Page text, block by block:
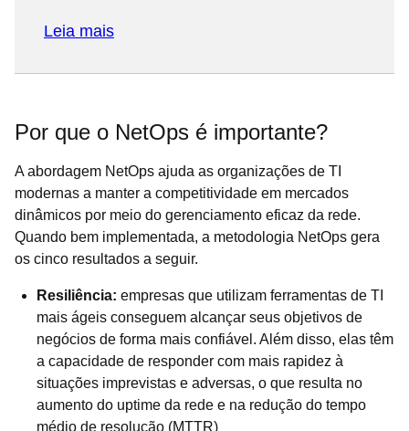
Leia mais
Por que o NetOps é importante?
A abordagem NetOps ajuda as organizações de TI
modernas a manter a competitividade em mercados
dinâmicos por meio do gerenciamento eficaz da rede.
Quando bem implementada, a metodologia NetOps gera
os cinco resultados a seguir.
Resiliência: empresas que utilizam ferramentas de TI
mais ágeis conseguem alcançar seus objetivos de
negócios de forma mais confiável. Além disso, elas têm
a capacidade de responder com mais rapidez à
situações imprevistas e adversas, o que resulta no
aumento do uptime da rede e na redução do tempo
médio de resolução (MTTR)